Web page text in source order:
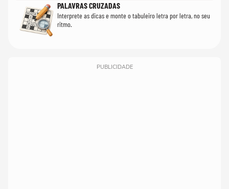
PALAVRAS CRUZADAS
Interprete as dicas e monte o tabuleiro letra por letra, no seu
ritmo.
PUBLICIDADE